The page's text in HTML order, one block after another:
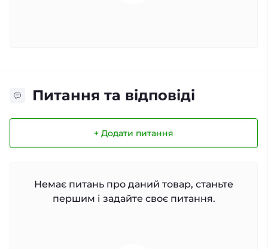
Питання та відповіді
+ Додати питання
Немає питань про даний товар, станьте
першим і задайте своє питання.